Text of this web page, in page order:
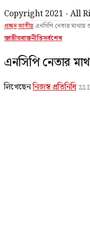
Copyright 2021 - All
প্রচ্ছদজাতীয় এনসিপি নেতার মাথায়
জাতীয়রাজনীতিসর্বশেষ
এনসিপি নেতার
লিখেছেননিজস্ব প্রতিনিধি 22